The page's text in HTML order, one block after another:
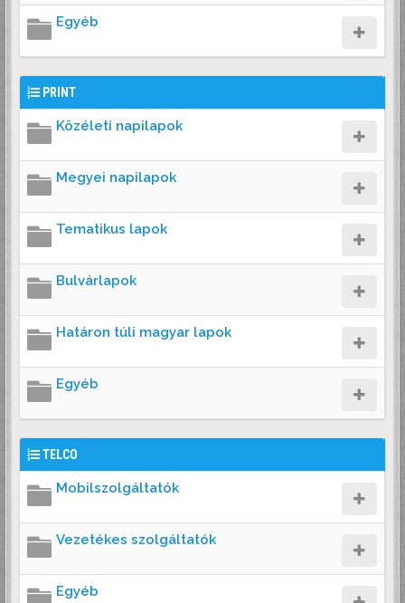
Egyéb
PRINT
Közéleti napilapok
Megyei napilapok
Tematikus lapok
Bulvárlapok
Határon túli magyar lapok
Egyéb
TELCO
Mobilszolgáltatók
Vezetékes szolgáltatók
Egyéb